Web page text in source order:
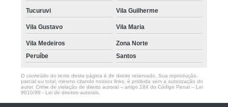
Tucuruvi Vila Guilherme
Vila Gustavo Vila Maria
Vila Medeiros
Zona Norte
Peruíbe
Santos
O conteúdo do texto desta página é de direito reservado. Sua reprodução,
parcial ou total, mesmo citando nossos links, é proibida sem a autorização do
autor. Crime de violação de direito autoral – artigo 184 do Código Penal – Lei
9610/98 - Lei de direitos autorais